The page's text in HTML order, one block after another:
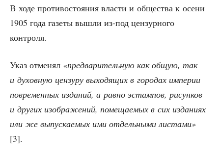
В ходе про­ти­во­сто­я­ния вла­сти и обще­ства к осе­ни
1905 года газе­ты вышли из-под цен­зур­но­го
контроля.
Указ отме­нял «пред­ва­ри­тель­ную как общую, так
и духов­ную цен­зу­ру выхо­дя­щих в горо­дах импе­рии
повре­мен­ных изда­ний, а рав­но эстам­пов, рисун­ков
и дру­гих изоб­ра­же­ний, поме­ща­е­мых в сих изда­ни­ях
или же выпус­ка­е­мых ими отдель­ны­ми листа­ми»
[3].